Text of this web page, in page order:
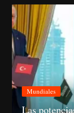
Mundiales
Las